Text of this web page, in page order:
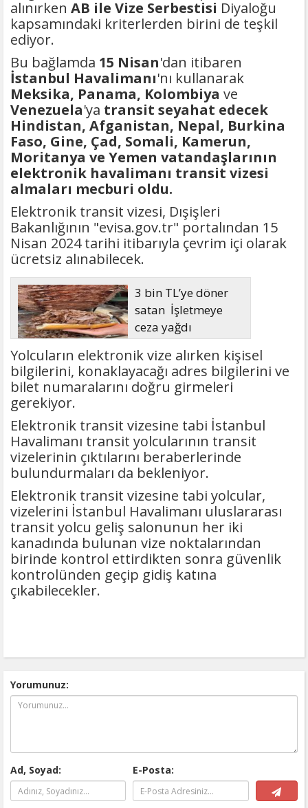
alınırken AB ile Vize Serbestisi Diyaloğu
kapsamındaki kriterlerden birini de teşkil
ediyor.
Bu bağlamda 15 Nisan'dan itibaren
İstanbul Havalimanı'nı kullanarak
Meksika, Panama, Kolombiya ve
Venezuela'ya transit seyahat edecek
Hindistan, Afganistan, Nepal, Burkina
Faso, Gine, Çad, Somali, Kamerun,
Moritanya ve Yemen vatandaşlarının
elektronik havalimanı transit vizesi
almaları mecburi oldu.
Elektronik transit vizesi, Dışişleri
Bakanlığının "evisa.gov.tr" portalından 15
Nisan 2024 tarihi itibarıyla çevrim içi olarak
ücretsiz alınabilecek.
3 bin TL’ye döner
satan İşletmeye
ceza yağdı
Yolcuların elektronik vize alırken kişisel
bilgilerini, konaklayacağı adres bilgilerini ve
bilet numaralarını doğru girmeleri
gerekiyor.
Elektronik transit vizesine tabi İstanbul
Havalimanı transit yolcularının transit
vizelerinin çıktılarını beraberlerinde
bulundurmaları da bekleniyor.
Elektronik transit vizesine tabi yolcular,
vizelerini İstanbul Havalimanı uluslararası
transit yolcu geliş salonunun her iki
kanadında bulunan vize noktalarından
birinde kontrol ettirdikten sonra güvenlik
kontrolünden geçip gidiş katına
çıkabilecekler.
Yorumunuz:
Ad, Soyad: E-Posta: